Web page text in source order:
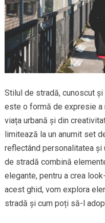
Stilul de stradă, cunoscut
este o formă de expresie
viața urbană și din
limitează la un anumit set
reflectând personalitatea
de stradă combină
elegante, pentru a crea
acest ghid, vom explora
stradă și cum poți să-l